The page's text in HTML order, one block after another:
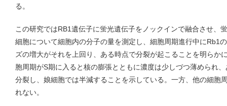
る。
この研究ではRB1遺伝子に蛍光遺伝子をノックインで融合させ、
細胞について細胞内の分子の量を測定し、細胞周期進行中にRb1
ズの増大がそれを上回り、ある時点で分裂が起こることを明らか
胞周期がS期に入ると核の膨張とともに濃度は少しづつ薄められ
分裂し、娘細胞では半減することを示している。一方、他の細胞
れない。